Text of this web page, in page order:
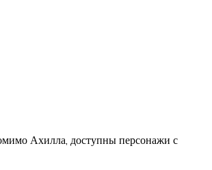
Ахилла, доступны персонажи с